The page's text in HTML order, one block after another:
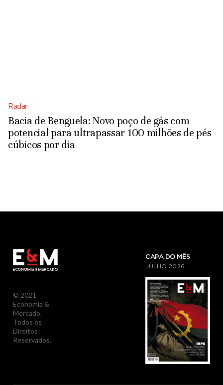
Radar
Bacia de Benguela: Novo poço de gás com
potencial para ultrapassar 100 milhões de pés
cúbicos por dia
© 2021
Economia &
Mercado.
Todos os
Direitos
Reservados.
CAPA DO MÊS
JULHO 2026